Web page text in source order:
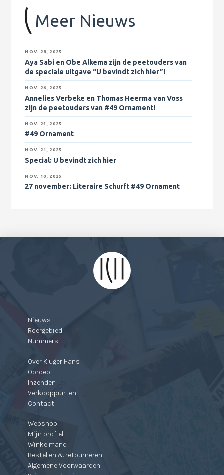
Meer Nieuws
NOV. 28, 2025
Aya Sabi en Obe Alkema zijn de peetouders van
de speciale uitgave “U bevindt zich hier”!
NOV. 26, 2025
Annelies Verbeke en Thomas Heerma van Voss
zijn de peetouders van #49 Ornament!
NOV. 25, 2025
#49 Ornament
NOV. 21, 2025
Special: U bevindt zich hier
NOV. 10, 2025
27 november: Literaire Schurft #49 Ornament
Nieuws
Roergebied
Nummers
Over Kluger Hans
Oproep
Inzenden
Verkooppunten
Contact
Webshop
Mijn profiel
Winkelmand
Bestellen & retourneren
Algemene Voorwaarden